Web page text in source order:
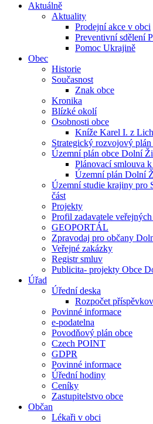
Aktuálně
Aktuality
Prodejní akce v obci
Preventivní sdělení
Pomoc Ukrajině
Obec
Historie
Současnost
Znak obce
Kronika
Blízké okolí
Osobnosti obce
Kníže Karel I. z
Strategický rozvojový
Územní plán obce Dolní
Plánovací smlouva
Územní plán Dolní
Územní studie krajiny pro
část
Projekty
Profil zadavatele
GEOPORTÁL
Zpravodaj pro občany
Veřejné zakázky
Registr smluv
Publicita- projekty Obce
Úřad
Úřední deska
Rozpočet
Povinné informace
e-podatelna
Povodňový plán obce
Czech POINT
GDPR
Povinné informace
Úřední hodiny
Ceníky
Zastupitelstvo obce
Občan
Lékaři v obci